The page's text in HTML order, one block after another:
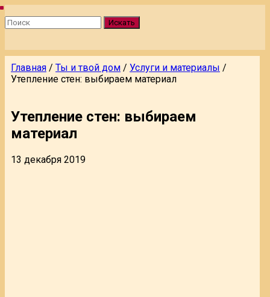
Искать
Главная / Ты и твой дом / Услуги и материалы /
Утепление стен: выбираем материал
Утепление стен: выбираем
материал
13 декабря 2019